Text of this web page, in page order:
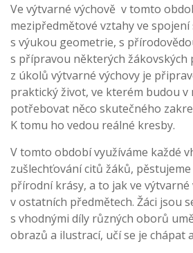
Ve výtvarné výchově v tomto
mezipředmětové vztahy ve
s výukou geometrie, s
s přípravou některých žákovských
z úkolů výtvarné výchovy je
praktický život, ve kterém budou v
potřebovat něco skutečného
K tomu ho vedou reálné kresby.
V tomto období využíváme každé
zušlechťování citů žáků,
přírodní krásy, a to jak ve výtvarné
v ostatních předmětech. Žáci jsou
s vhodnými díly různých oborů
obrazů a ilustrací, učí se je chápat